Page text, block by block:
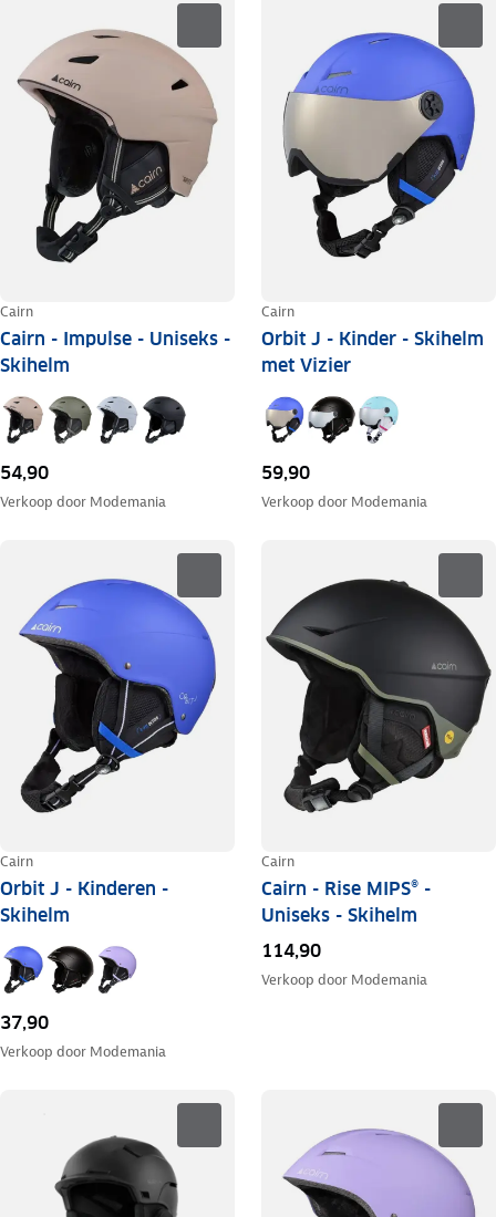
Cairn
Cairn - Impulse - Uniseks -
Skihelm
54,90
Verkoop door Modemania
Cairn
Orbit J - Kinder - Skihelm
met Vizier
59,90
Verkoop door Modemania
Cairn
Orbit J - Kinderen -
Skihelm
37,90
Verkoop door Modemania
Cairn
Cairn - Rise MIPS® -
Uniseks - Skihelm
114,90
Verkoop door Modemania